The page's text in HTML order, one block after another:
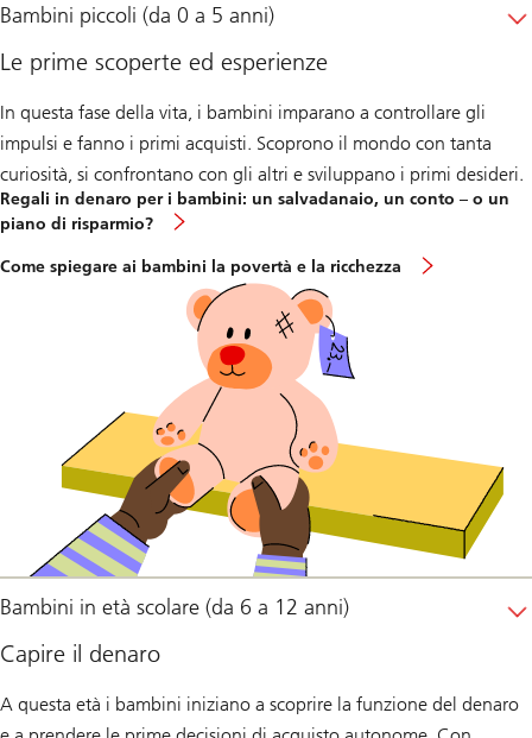
Bambini piccoli (da 0 a 5 anni)
Le prime scoperte ed esperienze
In questa fase della vita, i bambini imparano a controllare gli
impulsi e fanno i primi acquisti. Scoprono il mondo con tanta
curiosità, si confrontano con gli altri e sviluppano i primi desideri.
Regali in denaro per i bambini: un salvadanaio, un conto – o un
piano di risparmio?
Come spiegare ai bambini la povertà e la ricchezza
Bambini in età scolare (da 6 a 12 anni)
Capire il denaro
A questa età i bambini iniziano a scoprire la funzione del denaro